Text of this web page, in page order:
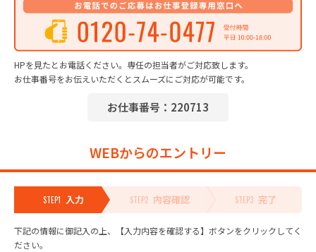
HPを見たとお電話ください。専任の担当者がご対応致します。
お仕事番号をお伝えいただくとスムーズにご対応が可能です。
お仕事番号：220713
WEBからのエントリー
STEP1 入力 STEP2 内容確認 STEP3 完了
下記の情報に御記入の上、【入力内容を確認する】ボタンをクリックしてく
ださい。